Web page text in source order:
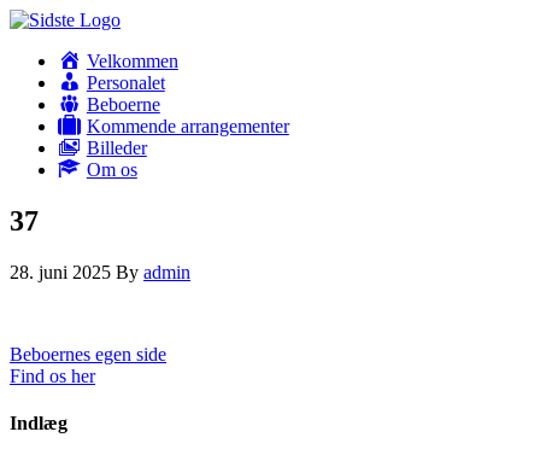
Velkommen
Personalet
Beboerne
Kommende arrangementer
Billeder
Om os
37
28. juni 2025 By admin
Beboernes egen side
Find os her
Indlæg